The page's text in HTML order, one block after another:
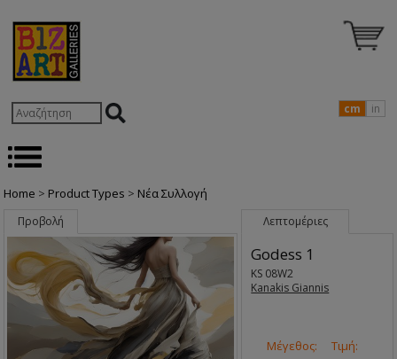
cm in
Home > Product Types > Nέα Συλλογή
Προβολή Λεπτομέριες
Godess 1
KS 08W2
Kanakis Giannis
Μέγεθος: Τιμή: